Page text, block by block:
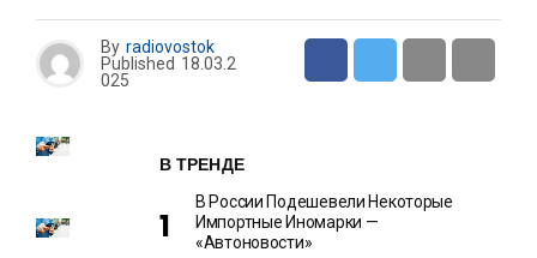
By radiovostok
Published 18.03.2
025
В ТРЕНДЕ
В России Подешевели Некоторые
Импортные Иномарки —
«Автоновости»